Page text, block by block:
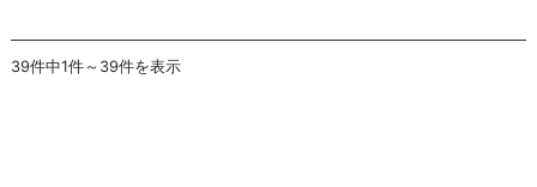
39件中1件～39件を表示